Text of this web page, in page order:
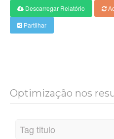
Descarregar Relatório
Partilhar
Optimização nos
Tag titulo